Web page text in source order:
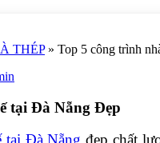
THÉP» Top 5 công trình
tại Đà Nẵng Đẹp